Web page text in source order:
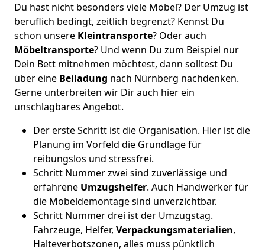
Du hast nicht besonders viele Möbel? Der Umzug ist
beruflich bedingt, zeitlich begrenzt? Kennst Du
schon unsere Kleintransporte? Oder auch
Möbeltransporte? Und wenn Du zum Beispiel nur
Dein Bett mitnehmen möchtest, dann solltest Du
über eine Beiladung nach Nürnberg nachdenken.
Gerne unterbreiten wir Dir auch hier ein
unschlagbares Angebot.
Der erste Schritt ist die Organisation. Hier ist die
Planung im Vorfeld die Grundlage für
reibungslos und stressfrei.
Schritt Nummer zwei sind zuverlässige und
erfahrene Umzugshelfer. Auch Handwerker für
die Möbeldemontage sind unverzichtbar.
Schritt Nummer drei ist der Umzugstag.
Fahrzeuge, Helfer, Verpackungsmaterialien,
Halteverbotszonen, alles muss pünktlich